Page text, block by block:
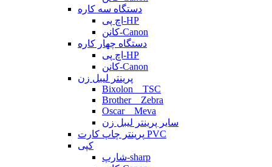
دستگاه سه کاره
اچ پی-HP
کانن-Canon
دستگاه چهار کاره
اچ پی-HP
کانن-Canon
پرینتر لیبل زن
Bixolon _ TSC
Brother _ Zebra
Oscar _ Meva
سایر پرینتر لیبل زن
پرینتر چاپ کارت PVC
کپی
شارپ-sharp